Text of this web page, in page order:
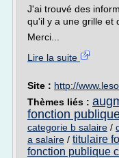
J'ai trouvé des
qu'il y a une grille et
Merci...
Lire la suite
Site : http://
Thèmes liés :
fonction
categorie b salaire /
a salaire / titulaire
fonction publique